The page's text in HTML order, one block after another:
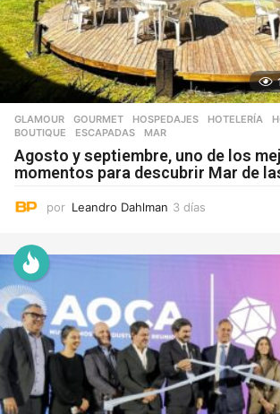
GLAMOUR ,GOURMET ,HOSPEDAJES ,HOTELERÍA ,
BOUTIQUE
,ESCAPADAS ,MAR
Agosto y septiembre, uno de los
momentos para descubrir Mar de
por Leandro Dahlman 3 días
a
s